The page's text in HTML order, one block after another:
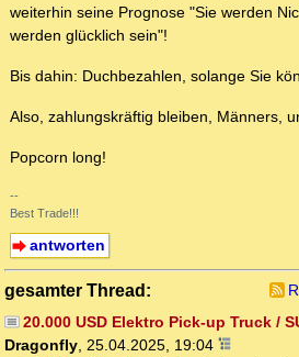
weiterhin seine Prognose "Sie werden
werden glücklich sein"!
Bis dahin: Duchbezahlen, solange Sie
Also, zahlungskräftig bleiben, Männers,
Popcorn long!
--
Best Trade!!!
antworten
gesamter Thread:
20.000 USD Elektro Pick-up Truck /
Dragonfly, 25.04.2025, 19:04